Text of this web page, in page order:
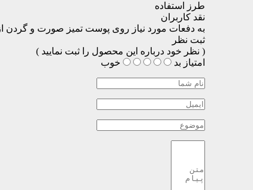
طرز استفاده
نقد کاربران
به دفعات مورد نیاز روی پوست تمیز صورت و
ثبت نظر
( نظر خود درباره این محصول را ثبت نمایید )
امتیاز بد خوب